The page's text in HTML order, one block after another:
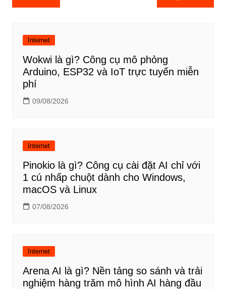
hướng
viếtInternet
Wokwi là gì? Công cụ mô phỏng
Arduino, ESP32 và IoT trực tuyến miễn
phí
09/08/2026
Internet
Pinokio là gì? Công cụ cài đặt AI chỉ với
1 cú nhấp chuột dành cho Windows,
macOS và Linux
07/08/2026
Internet
Arena AI là gì? Nền tảng so sánh và trải
nghiệm hàng trăm mô hình AI hàng đầu